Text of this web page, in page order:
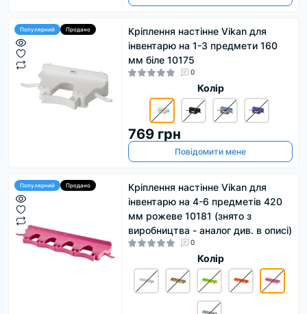
Популярний Продано
Кріплення настінне Vikan для
інвентарю на 1-3 предмети 160
мм біле 10175
0
Колір
769 грн
Повідомити мене
Популярний Продано
Кріплення настінне Vikan для
інвентарю на 4-6 предметів 420
мм рожеве 10181 (знято з
виробництва - аналог див. в описі)
0
Колір